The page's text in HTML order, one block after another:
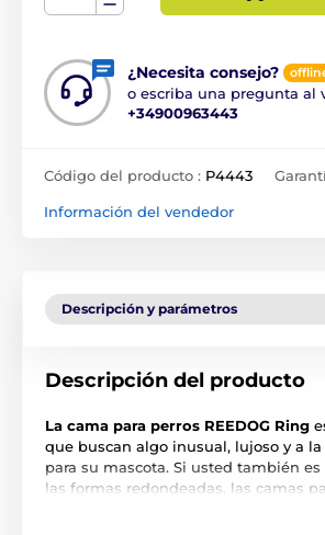
¿Necesita consejo?
o escriba una pregunta al
+34900963443
Código del producto : P4443
Información del vendedor
Descripción y parámetros
Descripción del producto
La cama para perros REEDOG Ring
que buscan algo inusual, lujoso y a la
para su mascota. Si usted también
las formas redondeadas, las camas